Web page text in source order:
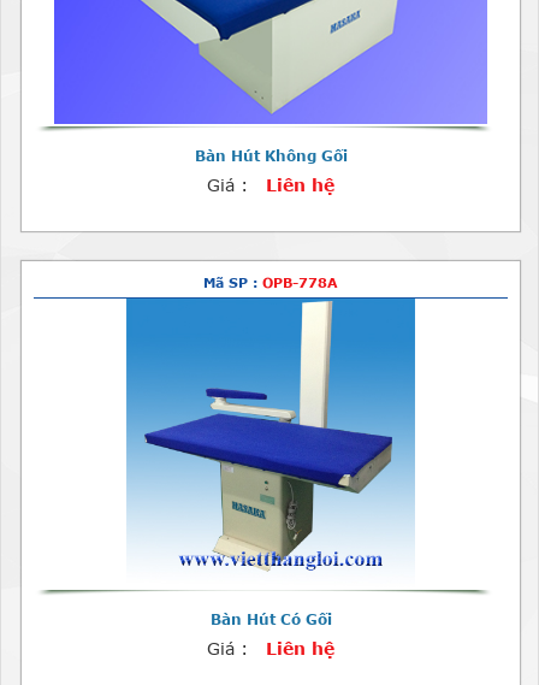
Bàn Hút Không Gối
Giá : Liên hệ
Mã SP : OPB-778A
Bàn Hút Có Gối
Giá : Liên hệ